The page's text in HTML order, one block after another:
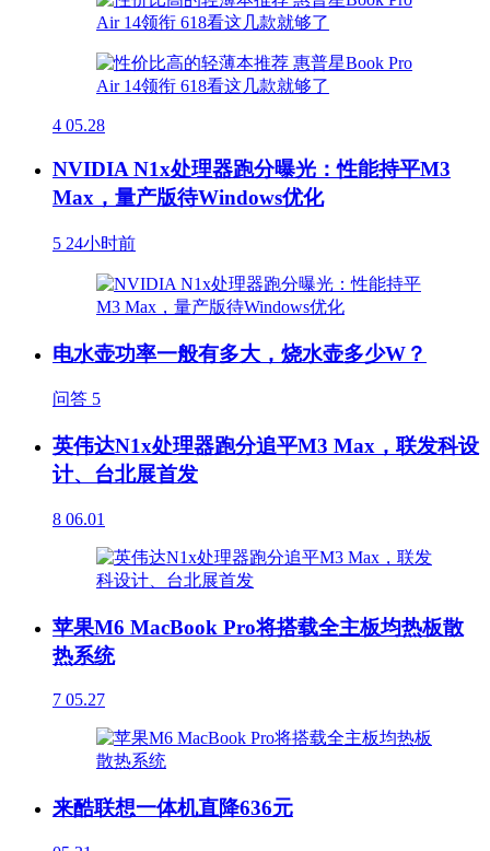
4 05.28
NVIDIA N1x处理器跑分曝光：性能持平M3
Max，量产版待Windows优化
5 24小时前
电水壶功率一般有多大，烧水壶多少W？
问答 5
英伟达N1x处理器跑分追平M3 Max，联发科设
计、台北展首发
8 06.01
苹果M6 MacBook Pro将搭载全主板均热板散
热系统
7 05.27
来酷联想一体机直降636元